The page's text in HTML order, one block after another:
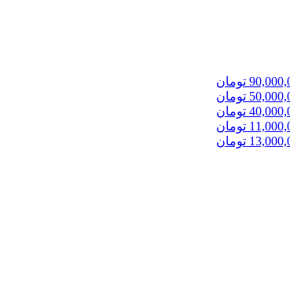
تومان
تومان
تومان
تومان
تومان